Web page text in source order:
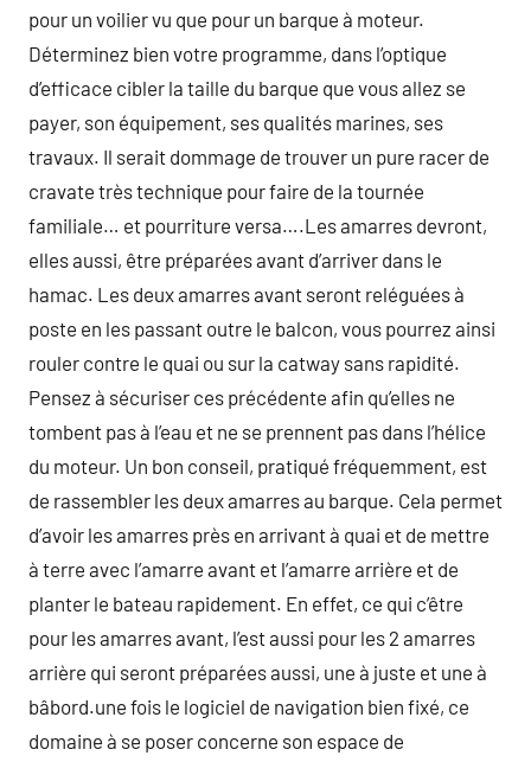
pour un voilier vu que pour un barque à moteur.
Déterminez bien votre programme, dans l’optique
d’efficace cibler la taille du barque que vous allez se
payer, son équipement, ses qualités marines, ses
travaux. Il serait dommage de trouver un pure racer de
cravate très technique pour faire de la tournée
familiale… et pourriture versa….Les amarres devront,
elles aussi, être préparées avant d’arriver dans le
hamac. Les deux amarres avant seront reléguées à
poste en les passant outre le balcon, vous pourrez ainsi
rouler contre le quai ou sur la catway sans rapidité.
Pensez à sécuriser ces précédente afin qu’elles ne
tombent pas à l’eau et ne se prennent pas dans l’hélice
du moteur. Un bon conseil, pratiqué fréquemment, est
de rassembler les deux amarres au barque. Cela permet
d’avoir les amarres près en arrivant à quai et de mettre
à terre avec l’amarre avant et l’amarre arrière et de
planter le bateau rapidement. En effet, ce qui c’être
pour les amarres avant, l’est aussi pour les 2 amarres
arrière qui seront préparées aussi, une à juste et une à
bâbord.une fois le logiciel de navigation bien fixé, ce
domaine à se poser concerne son espace de